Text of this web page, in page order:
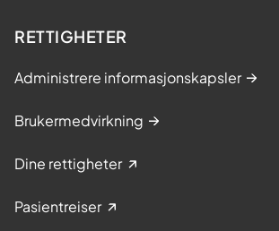
RETTIGHETER
Administrere informasjonskapsler
Brukermedvirkning
Dine rettigheter
Pasientreiser